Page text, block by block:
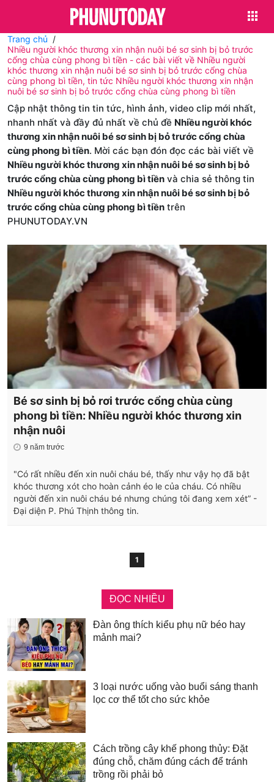
Trang chủ
Nhiều người khóc thương xin nhận nuôi bé sơ sinh bị bỏ trước
cổng chùa cùng phong bì tiền - các bài viết về Nhiều người
khóc thương xin nhận nuôi bé sơ sinh bị bỏ trước cổng chùa
cùng phong bì tiền, tin tức Nhiều người khóc thương xin nhận
nuôi bé sơ sinh bị bỏ trước cổng chùa cùng phong bì tiền
Cập nhật thông tin tin tức, hình ảnh, video clip mới nhất,
nhanh nhất và đầy đủ nhất về chủ đề Nhiều người khóc
thương xin nhận nuôi bé sơ sinh bị bỏ trước cổng chùa
cùng phong bì tiền. Mời các bạn đón đọc các bài viết về
Nhiều người khóc thương xin nhận nuôi bé sơ sinh bị bỏ
trước cổng chùa cùng phong bì tiền và chia sẻ thông tin
Nhiều người khóc thương xin nhận nuôi bé sơ sinh bị bỏ
trước cổng chùa cùng phong bì tiền trên
PHUNUTODAY.VN
Bé sơ sinh bị bỏ rơi trước cổng chùa cùng
phong bì tiền: Nhiều người khóc thương xin
nhận nuôi
9 năm trước
"Có rất nhiều đến xin nuôi cháu bé, thấy như vậy họ đã bật
khóc thương xót cho hoàn cảnh éo le của cháu. Có nhiều
người đến xin nuôi cháu bé nhưng chúng tôi đang xem xét” -
Đại diện P. Phú Thịnh thông tin.
1
ĐỌC NHIỀU
Đàn ông thích kiểu phụ nữ béo hay
mảnh mai?
3 loại nước uống vào buổi sáng thanh
lọc cơ thể tốt cho sức khỏe
Cách trồng cây khế phong thủy: Đặt
đúng chỗ, chăm đúng cách để tránh
trồng rồi phải bỏ